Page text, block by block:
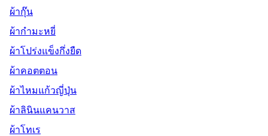
ผ้ากุ๊น
ผ้ากำมะหยี่
ผ้าโปร่งแข็งกึ่งยืด
ผ้าคอตตอน
ผ้าไหมแก้วญี่ปุ่น
ผ้าลินินแคนวาส
ผ้าโทเร